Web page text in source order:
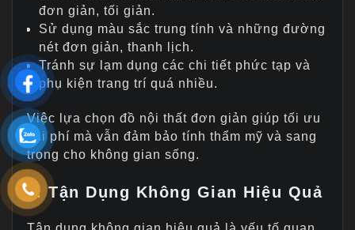
đơn giản, tối giản.
Sử dụng màu sắc trung tính và những đường
nét đơn giản, thanh lịch.
Tránh sự lạm dụng các chi tiết phức tạp và
phụ kiện trang trí quá nhiều.
Việc lựa chọn đồ nội thất đơn giản giúp tối ưu
chi phí mà vẫn đảm bảo tính thẩm mỹ và sang
trọng cho không gian sống.
3. Tận Dụng Không Gian Hiệu Quả